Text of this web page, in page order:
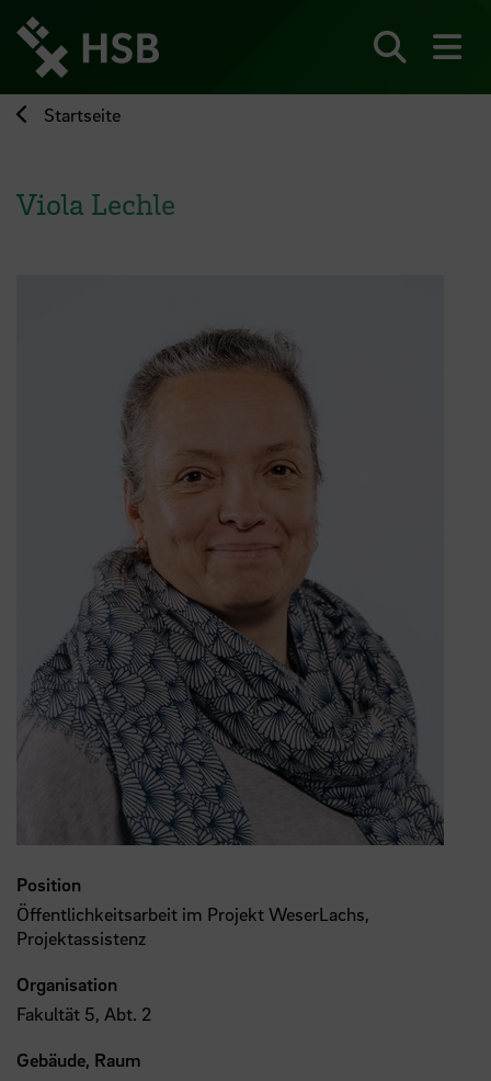
zum
Seiteninhalt
springen
Startseite
Viola Lechle
Position
Öffentlichkeitsarbeit im Projekt WeserLachs,
Projektassistenz
Organisation
Fakultät 5, Abt. 2
Gebäude, Raum